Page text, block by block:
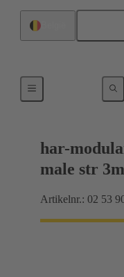
har-
male str
Artikelnr.: 02 53